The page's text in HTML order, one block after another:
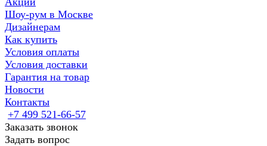
Шоу-рум в Москве
Дизайнерам
Как купить
Условия оплаты
Условия доставки
Гарантия на товар
Новости
Контакты
+7 499 521-66-57
Заказать звонок
Задать вопрос